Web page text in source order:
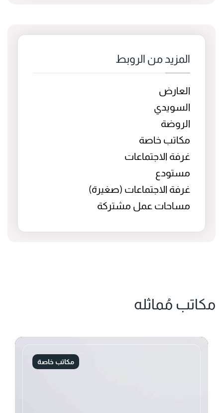
المزيد من الروبط
العارض
السويدي
الروضة
مكاتب خاصة
غرفة الاجتماعات
مستودع
غرفة الاجتماعات (صغيرة)
مساحات عمل مشتركة
مكاتب مُماثله
مكاتب خاصة